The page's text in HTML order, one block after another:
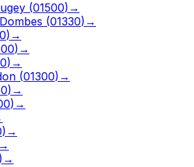
(01500) →
(01330) →
) →
) →
) →
(01300) →
) →
) →
) →
→
) →